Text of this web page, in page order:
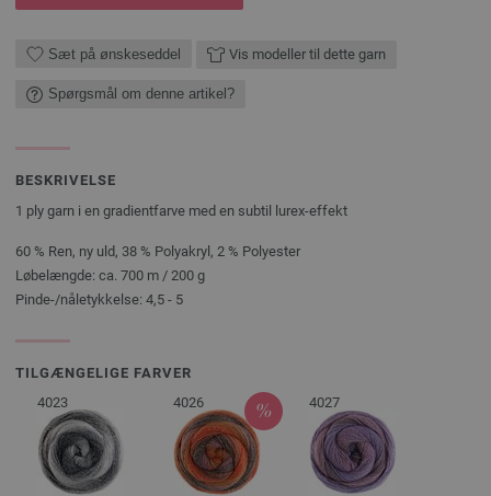
Sæt på ønskeseddel Vis modeller til dette garn
Spørgsmål om denne artikel?
BESKRIVELSE
1 ply garn i en gradientfarve med en subtil lurex-effekt
60 % Ren, ny uld, 38 % Polyakryl, 2 % Polyester
Løbelængde: ca. 700 m / 200 g
Pinde-/nåletykkelse: 4,5 - 5
TILGÆNGELIGE FARVER
4023
4026 4027